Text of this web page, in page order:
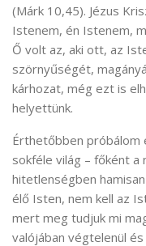
(Márk 10,45). Jézus
Istenem, én Istenem,
Ő volt az, aki ott, az
szörnyűségét,
kárhozat, még ezt is
helyettünk.
Érthetőbben próbálom
sokféle világ – főként a
hitetlenségben
élő Isten, nem kell az
mert meg tudjuk mi
valójában végtelenül